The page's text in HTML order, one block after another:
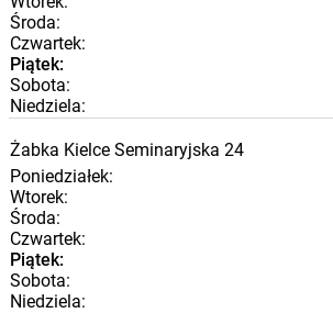
Środa:
Czwartek:
Piątek:
Sobota:
Niedziela:
Żabka Kielce Seminaryjska 24
Poniedziałek:
Wtorek:
Środa:
Czwartek:
Piątek:
Sobota:
Niedziela: